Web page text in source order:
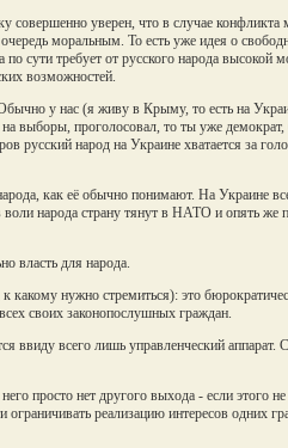
совершенно уверен, что в случае конфликта
моральным. То есть уже идея о
сути требует от русского народа высокой
возможностей.
у нас (я живу в Крыму, то есть на
выборы, проголосовал, то ты уже демократ,
русский народ на Украине хватается за
как её обычно понимают. На Украине
народа страну тянут в НАТО и опять же
власть для народа.
к какому нужно стремиться): это
своих законопослушных граждан.
ввиду всего лишь управленческий аппарат.
просто нет другого выхода - если этого не
реализацию интересов одних